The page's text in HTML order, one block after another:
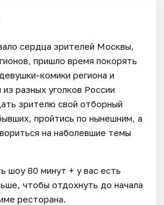
сердца зрителей Москвы,
пришло время покорять
комики региона и
разных уголков России
зрителю свой отборный
пройтись по нынешним, а
на наболевшие темы
шоу 80 минут + у вас есть
чтобы отдохнуть до начала
ресторана.